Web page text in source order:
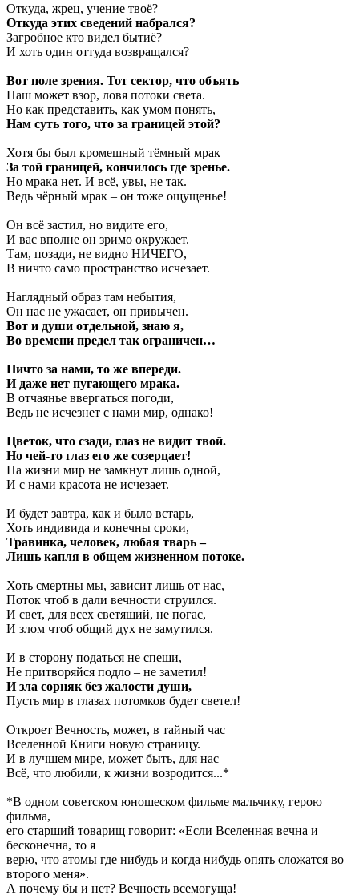
Откуда, жрец, учение твоё?
Откуда этих сведений набрался?
Загробное кто видел бытиё?
И хоть один оттуда возвращался?
Вот поле зрения. Тот сектор, что объять
Наш может взор, ловя потоки света.
Но как представить, как умом понять,
Нам суть того, что за границей этой?
Хотя бы был кромешный тёмный мрак
За той границей, кончилось где зренье.
Но мрака нет. И всё, увы, не так.
Ведь чёрный мрак – он тоже ощущенье!
Он всё застил, но видите его,
И вас вполне он зримо окружает.
Там, позади, не видно НИЧЕГО,
В ничто само пространство исчезает.
Наглядный образ там небытия,
Он нас не ужасает, он привычен.
Вот и души отдельной, знаю я,
Во времени предел так ограничен…
Ничто за нами, то же впереди.
И даже нет пугающего мрака.
В отчаянье ввергаться погоди,
Ведь не исчезнет с нами мир, однако!
Цветок, что сзади, глаз не видит твой.
Но чей-то глаз его же созерцает!
На жизни мир не замкнут лишь одной,
И с нами красота не исчезает.
И будет завтра, как и было встарь,
Хоть индивида и конечны сроки,
Травинка, человек, любая тварь –
Лишь капля в общем жизненном потоке.
Хоть смертны мы, зависит лишь от нас,
Поток чтоб в дали вечности струился.
И свет, для всех светящий, не погас,
И злом чтоб общий дух не замутился.
И в сторону податься не спеши,
Не притворяйся подло – не заметил!
И зла сорняк без жалости души,
Пусть мир в глазах потомков будет светел!
Откроет Вечность, может, в тайный час
Вселенной Книги новую страницу.
И в лучшем мире, может быть, для нас
Всё, что любили, к жизни возродится...*
*В одном советском юношеском фильме мальчику, герою
фильма,
его старший товарищ говорит: «Если Вселенная вечна и
бесконечна, то я
верю, что атомы где нибудь и когда нибудь опять сложатся во
второго меня».
А почему бы и нет? Вечность всемогуща!